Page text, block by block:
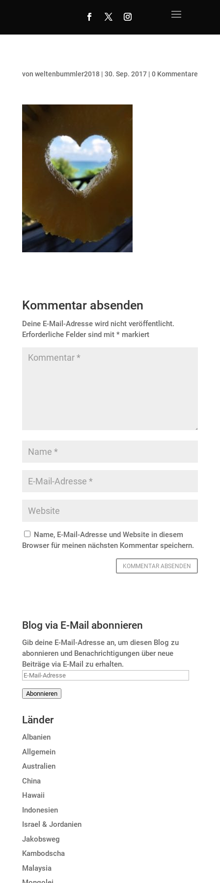
von weltenbummler2018| 30. Sep. 2017| 0 Kommentare
Kommentar absenden
Deine E-Mail-Adresse wird nicht veröffentlicht.
Erforderliche Felder sind mit *markiert
Name, E-Mail-Adresse und Website in diesem
Browser für meinen nächsten Kommentar speichern.
Blog via E-Mail abonnieren
Gib deine E-Mail-Adresse an, um diesen Blog zu
abonnieren und Benachrichtigungen über neue
Beiträge via E-Mail zu erhalten.
E-
Adresse
Abonnieren
Länder
Albanien
Allgemein
Australien
China
Hawaii
Indonesien
Israel & Jordanien
Jakobsweg
Kambodscha
Malaysia